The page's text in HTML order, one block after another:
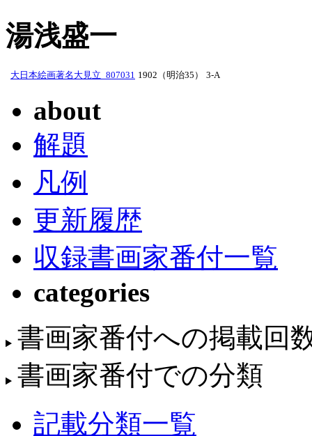
湯浅盛一
大日本絵画著名大見立_807031 1902（明治35） 3-A
about
解題
凡例
更新履歴
収録書画家番付一覧
categories
書画家番付への掲載回
書画家番付での分類
記載分類一覧